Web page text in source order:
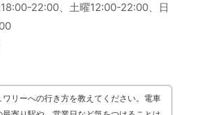
22:00、土曜12:00-22:00、日
ワリーへの行き方を教えてください。電車